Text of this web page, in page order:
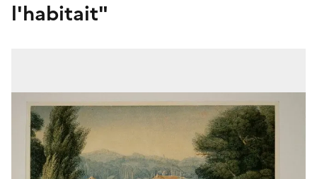
l'habitait"